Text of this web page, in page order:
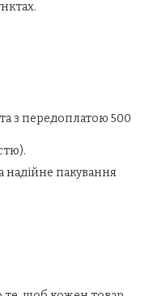
з передоплатою 500
надійне пакування